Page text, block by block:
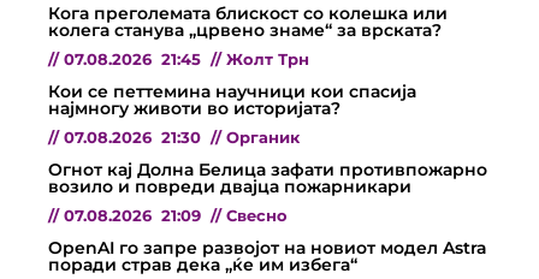
Кога преголемата блискост со колешка или
колега станува „црвено знаме“ за врската?
// 07.08.2026 21:45 // Жолт Трн
Кои се петтемина научници кои спасија
најмногу животи во историјата?
// 07.08.2026 21:30 // Органик
Огнот кај Долна Белица зафати противпожарно
возило и повреди двајца пожарникари
// 07.08.2026 21:09 // Свесно
OpenAI го запре развојот на новиот модел Astra
поради страв дека „ќе им избега“